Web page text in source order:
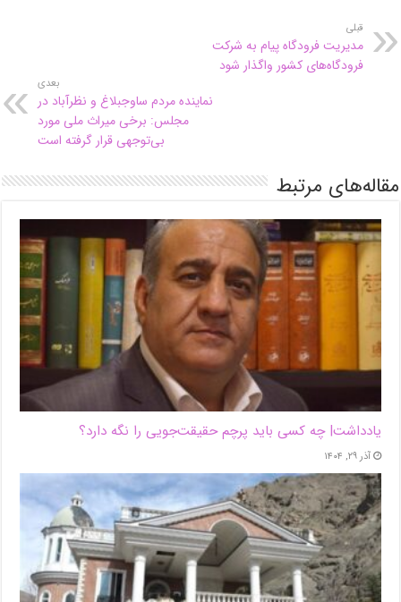
قبلی
مدیریت فرودگاه پیام به شرکت
فرودگاه‌های کشور واگذار شود
بعدی
نماینده مردم ساوجبلاغ و نظرآباد در
مجلس: برخی میراث ملی مورد
بی‌توجهی قرار گرفته است
مقاله‌های مرتبط
یادداشت| ‌چه کسی باید پرچم حقیقت‌جویی را نگه دارد؟
آذر ۲۹, ۱۴۰۴